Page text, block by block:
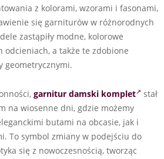
z kolorami, wzorami i fasonami,
się garniturów w różnorodnych
zastąpiły modne, kolorowe
a także te zdobione
geometrycznymi.
garnitur damski komplet
stał
na wiosenne dni, gdzie możemy
butami na obcasie, jak i
To symbol zmiany w podejściu do
się z nowoczesnością, tworząc